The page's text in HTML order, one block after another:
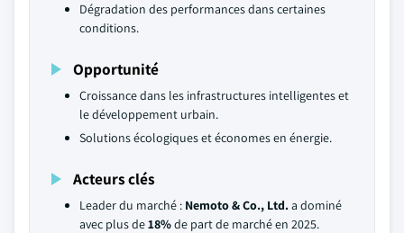
Dégradation des performances dans certaines
conditions.
Opportunité
Croissance dans les infrastructures intelligentes et
le développement urbain.
Solutions écologiques et économes en énergie.
Acteurs clés
Leader du marché : Nemoto & Co., Ltd.a dominé
avec plus de18%de part de marché en 2025.